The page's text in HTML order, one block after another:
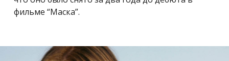
фильме “Маска”.